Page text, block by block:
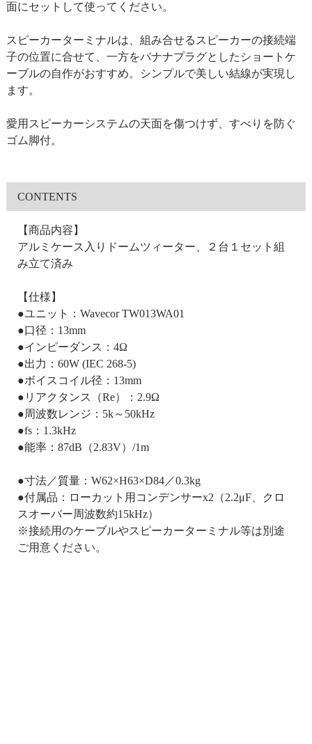
面にセットして使ってください。
スピーカーターミナルは、組み合せるスピーカーの接続端
子の位置に合せて、一方をバナナプラグとしたショートケ
ーブルの自作がおすすめ。シンプルで美しい結線が実現し
ます。
愛用スピーカーシステムの天面を傷つけず、すべりを防ぐ
ゴム脚付。
CONTENTS
【商品内容】
アルミケース入りドームツィーター、２台１セット組
み立て済み
【仕様】
●ユニット：Wavecor TW013WA01
●口径：13mm
●インピーダンス：4Ω
●出力：60W (IEC 268-5)
●ボイスコイル径：13mm
●リアクタンス（Re）：2.9Ω
●周波数レンジ：5k～50kHz
●fs：1.3kHz
●能率：87dB（2.83V）/1m
●寸法／質量：W62×H63×D84／0.3kg
●付属品：ローカット用コンデンサーx2（2.2μF、クロ
スオーバー周波数約15kHz）
※接続用のケーブルやスピーカーターミナル等は別途
ご用意ください。